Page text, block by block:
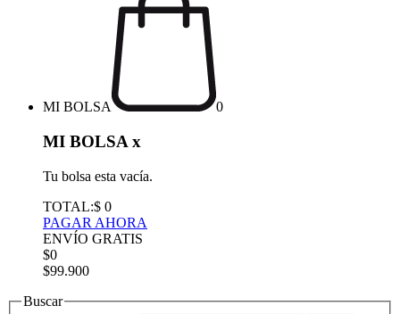
MI BOLSA 0
MI BOLSA x
Tu bolsa esta vacía.
TOTAL:$ 0
PAGAR AHORA
ENVÍO GRATIS
$0
$99.900
Buscar